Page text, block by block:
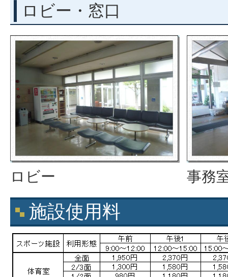
ロビー・窓口
ロビー 事務
施設使用料